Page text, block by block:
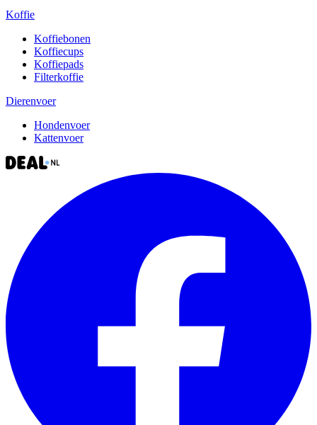
Koffie
Koffiebonen
Koffiecups
Koffiepads
Filterkoffie
Dierenvoer
Hondenvoer
Kattenvoer